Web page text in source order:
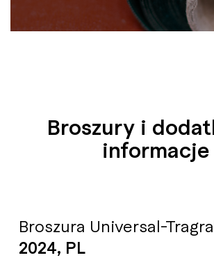
Broszury i
informacje
Broszura Universal-
2024, PL